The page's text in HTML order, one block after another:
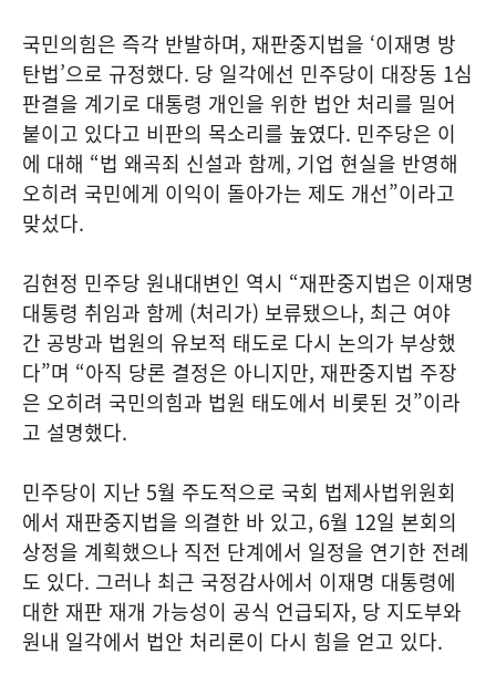
국민의힘은 즉각 반발하며, 재판중지법을 ‘이재명 방
탄법’으로 규정했다. 당 일각에선 민주당이 대장동 1심
판결을 계기로 대통령 개인을 위한 법안 처리를 밀어
붙이고 있다고 비판의 목소리를 높였다. 민주당은 이
에 대해 “법 왜곡죄 신설과 함께, 기업 현실을 반영해
오히려 국민에게 이익이 돌아가는 제도 개선”이라고
맞섰다.
김현정 민주당 원내대변인 역시 “재판중지법은 이재명
대통령 취임과 함께 (처리가) 보류됐으나, 최근 여야
간 공방과 법원의 유보적 태도로 다시 논의가 부상했
다”며 “아직 당론 결정은 아니지만, 재판중지법 주장
은 오히려 국민의힘과 법원 태도에서 비롯된 것”이라
고 설명했다.
민주당이 지난 5월 주도적으로 국회 법제사법위원회
에서 재판중지법을 의결한 바 있고, 6월 12일 본회의
상정을 계획했으나 직전 단계에서 일정을 연기한 전례
도 있다. 그러나 최근 국정감사에서 이재명 대통령에
대한 재판 재개 가능성이 공식 언급되자, 당 지도부와
원내 일각에서 법안 처리론이 다시 힘을 얻고 있다.